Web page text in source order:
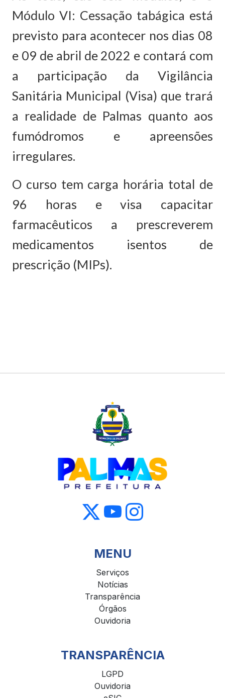
Módulo VI: Cessação tabágica está
previsto para acontecer nos dias 08
e 09 de abril de 2022 e contará com
a participação da Vigilância
Sanitária Municipal (Visa) que trará
a realidade de Palmas quanto aos
fumódromos e apreensões
irregulares.
O curso tem carga horária total de
96 horas e visa capacitar
farmacêuticos a prescreverem
medicamentos isentos de
prescrição (MIPs).
MENU
Serviços
Notícias
Transparência
Órgãos
Ouvidoria
TRANSPARÊNCIA
LGPD
Ouvidoria